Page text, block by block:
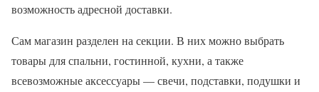
возможность адресной доставки.
Сам магазин разделен на секции. В них можно выбрать
товары для спальни, гостинной, кухни, а также
всевозможные аксессуары — свечи, подставки, подушки и